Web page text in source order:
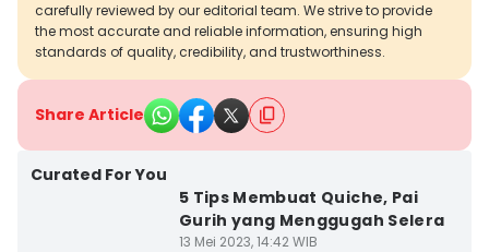
carefully reviewed by our editorial team. We strive to provide
the most accurate and reliable information, ensuring high
standards of quality, credibility, and trustworthiness.
Share Article
Curated For You
5 Tips Membuat Quiche, Pai
Gurih yang Menggugah Selera
13 Mei 2023, 14:42 WIB